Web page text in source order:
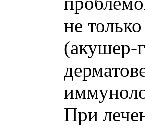
не
(акушер-
При